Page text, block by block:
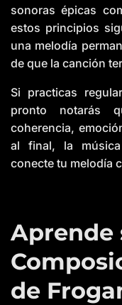
sonoras épicas
estos principios
una melodía
de que la canción
Si practicas
pronto notarás
coherencia,
al final, la
conecte tu melodía
Aprende
de